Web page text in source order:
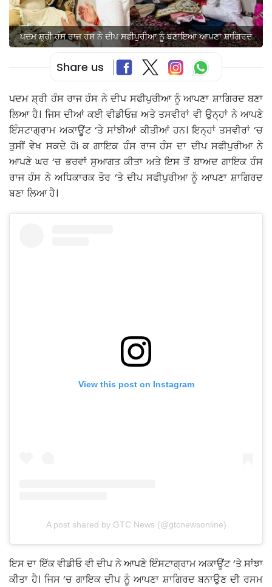
ਪਦਮ ਸ਼੍ਰੀ ਹੰਸ ਰਾਜ ਹੰਸ ਨੇ ਦੀਪ ਸਫੀਪੁਰੀਆ ਨੂੰ ਬਣਾਇਆ ਆਪਣਾ ਸ਼ਾਗਿਰਦ
Share us
ਪਦਮ ਸ਼੍ਰੀ ਹੰਸ ਰਾਜ ਹੰਸ ਨੇ ਦੀਪ ਸਫੀਪੁਰੀਆ ਨੂੰ ਆਪਣਾ ਸ਼ਾਗਿਰਦ ਬਣਾ
ਲਿਆ ਹੈ। ਜਿਸ ਦੀਆਂ ਕਈ ਵੀਡੀਓਜ਼ ਅਤੇ ਤਸਵੀਰਾਂ ਵੀ ਉਨ੍ਹਾਂ ਨੇ ਆਪਣੇ
ਇੰਸਟਾਗ੍ਰਾਮ ਅਕਾਊਂਟ ‘ਤੇ ਸਾਂਝੀਆਂ ਕੀਤੀਆਂ ਹਨ। ਇਨ੍ਹਾਂ ਤਸਵੀਰਾਂ ‘ਚ
ਤੁਸੀਂ ਵੇਖ ਸਕਦੇ ਹੋi ਕ ਗਾਇਕ ਹੰਸ ਰਾਜ ਹੰਸ ਦਾ ਦੀਪ ਸਫੀਪੁਰੀਆ ਨੇ
ਆਪਣੇ ਘਰ ‘ਚ ਭਰਵਾਂ ਸੁਆਗਤ ਕੀਤਾ ਅਤੇ ਇਸ ਤੋਂ ਬਾਅਦ ਗਾਇਕ ਹੰਸ
ਰਾਜ ਹੰਸ ਨੇ ਅਧਿਕਾਰਕ ਤੌਰ ‘ਤੇ ਦੀਪ ਸਫੀਪੁਰੀਆ ਨੂੰ ਆਪਣਾ ਸ਼ਾਗਿਰਦ
ਬਣਾ ਲਿਆ ਹੈ।
View this post on Instagram
A post shared by GTC News (@gtcnewsonline)
ਇਸ ਦਾ ਇੱਕ ਵੀਡੀਓ ਵੀ ਦੀਪ ਨੇ ਆਪਣੇ ਇੰਸਟਾਗ੍ਰਾਮ ਅਕਾਊਂਟ ‘ਤੇ ਸਾਂਝਾ
ਕੀਤਾ ਹੈ। ਜਿਸ ‘ਚ ਗਾਇਕ ਦੀਪ ਨੂੰ ਆਪਣਾ ਸ਼ਾਗਿਰਦ ਬਨਾਉਣ ਦੀ ਰਸਮ